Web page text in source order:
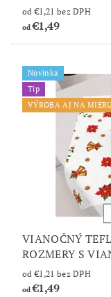
od €1,21 bez DPH
od€1,49
Novinka
Tip
VÝROBA AJ NA MIERU
VIANOČNÝ
ROZMERY S
od €1,21 bez DPH
od€1,49